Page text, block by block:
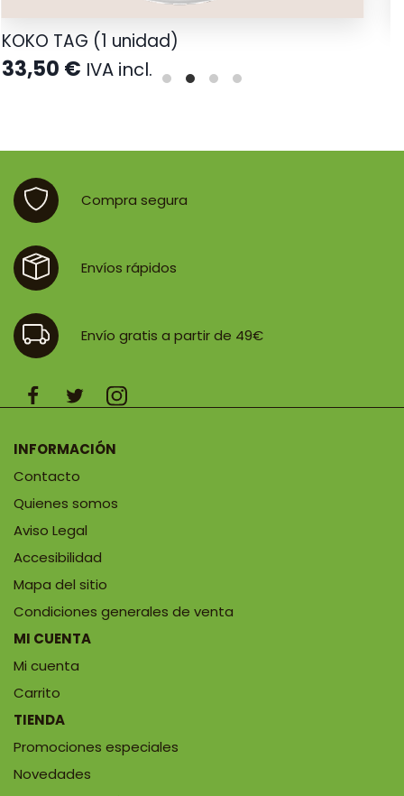
KOKO TAG (1 unidad)
33,50 € IVA incl.
Compra segura
Envíos rápidos
Envío gratis a partir de 49€
INFORMACIÓN
Contacto
Quienes somos
Aviso Legal
Accesibilidad
Mapa del sitio
Condiciones generales de venta
MI CUENTA
Mi cuenta
Carrito
TIENDA
Promociones especiales
Novedades